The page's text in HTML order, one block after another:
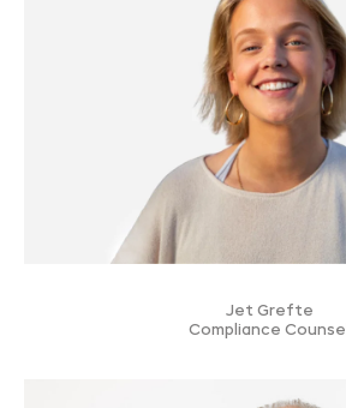
Jet Grefte
Compliance Counsel